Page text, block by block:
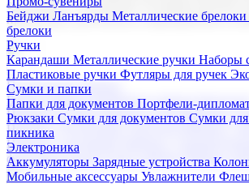
Бейджи Ланъярды Металлические брелоки
брелоки
Ручки
Карандаши Металлические ручки Наборы
Пластиковые ручки Футляры для ручек
Сумки и папки
Папки для документов Портфели-
Рюкзаки Сумки для документов Сумки для
пикника
Электроника
Аккумуляторы Зарядные устройства
Мобильные аксессуары Увлажнители
сувениров с логотипом. В нашем каталоге
продукцию для бизнеса, мероприятия и
Подарочные наборы
Бизнес наборыКофейные наборы
Наборы из кожиНаборы ручекНаборы с
Наборы с бутылками для воды
Наборы с
Наборы с кружками
флешкамиНовогодние наборыЧайные